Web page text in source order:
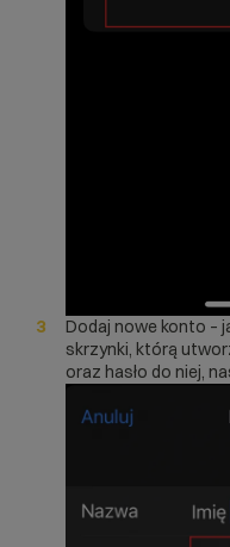
Dodaj nowe konto –
skrzynki, którą
oraz hasło do niej,